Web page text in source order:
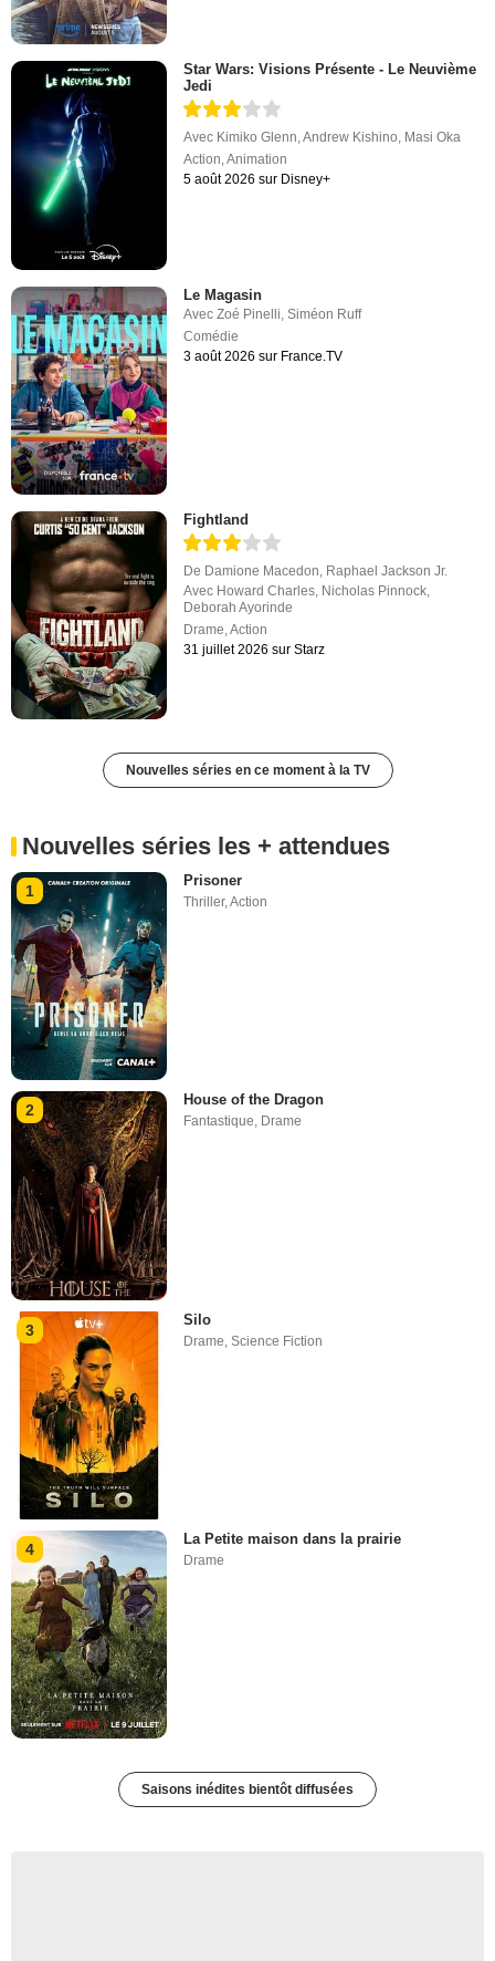
Star Wars: Visions Présente - Le Neuvième
Jedi
Avec Kimiko Glenn,Andrew Kishino, Masi Oka
Action,Animation
5 août 2026 sur Disney+
Le Magasin
AvecZoé Pinelli ,Siméon Ruff
Comédie
3 août 2026 sur France.TV
Fightland
De Damione Macedon, Raphael Jackson Jr.
Avec Howard Charles, Nicholas Pinnock,
Deborah Ayorinde
Drame,Action
31 juillet 2026 sur Starz
Nouvelles séries en ce moment à la TV
Nouvelles séries les + attendues
1
Prisoner
Thriller,Action
2
House of the Dragon
Fantastique, Drame
3
Silo
Drame ,Science Fiction
4
La Petite maison dans la prairie
Drame
Saisons inédites bientôt diffusées